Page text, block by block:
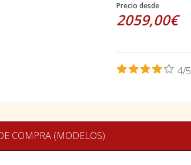
Precio desde
2059,00€
4/5
COMPRA (MODELOS)